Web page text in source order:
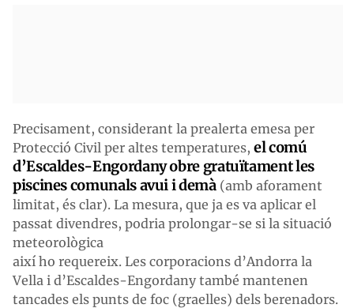
Precisament, considerant la prealerta emesa per
Protecció Civil per altes temperatures, el comú
d’Escaldes-Engordany obre gratuïtament les
piscines comunals avui i demà (amb aforament
limitat, és clar). La mesura, que ja es va aplicar el
passat divendres, podria prolongar-se si la situació
meteorològica
així ho requereix. Les corporacions d’Andorra la
Vella i d’Escaldes-Engordany també mantenen
tancades els punts de foc (graelles) dels berenadors.